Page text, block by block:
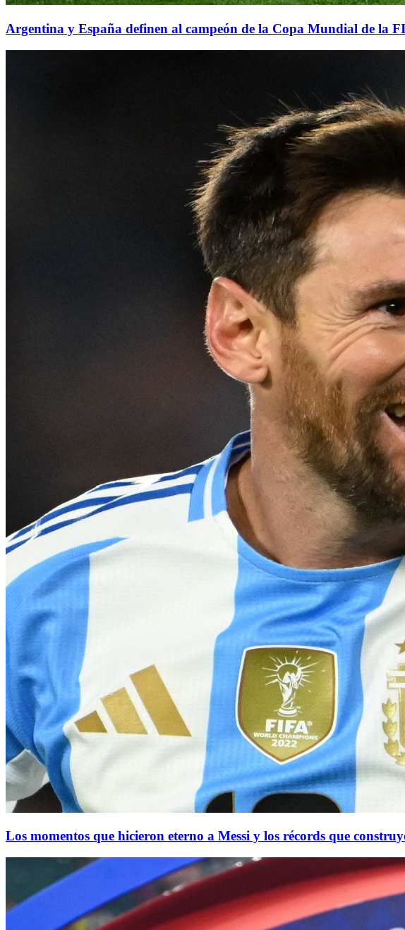
Argentina y España definen al campeón de la Copa Mundial de la
Los momentos que hicieron eterno a Messi y los récords que